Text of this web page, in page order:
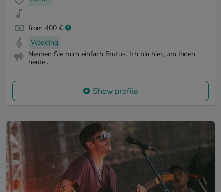
from 400 €
Wedding
Nennen Sie mich einfach Brutus. Ich bin hier, um Ihnen
heute...
Show profile